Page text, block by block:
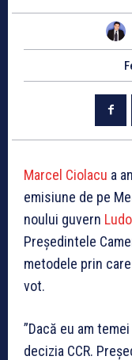
Marcel Ciolacu a
emisiune de pe
noului guvern
Președintele
metodele prin
vot.
”Dacă eu am
decizia CCR.